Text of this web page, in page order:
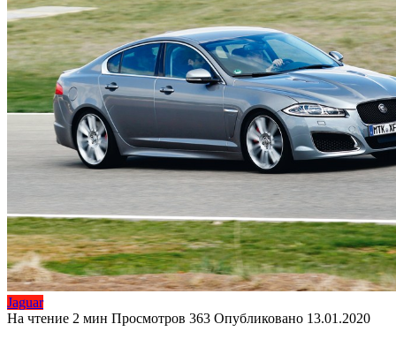
Jaguar
На чтение 2 мин Просмотров 363 Опубликовано 13.01.2020